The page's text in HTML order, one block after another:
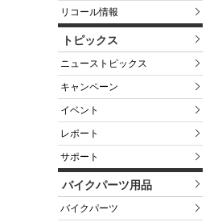
リコール情報
トピックス
ニューストピックス
キャンペーン
イベント
レポート
サポート
バイクパーツ用品
バイクパーツ